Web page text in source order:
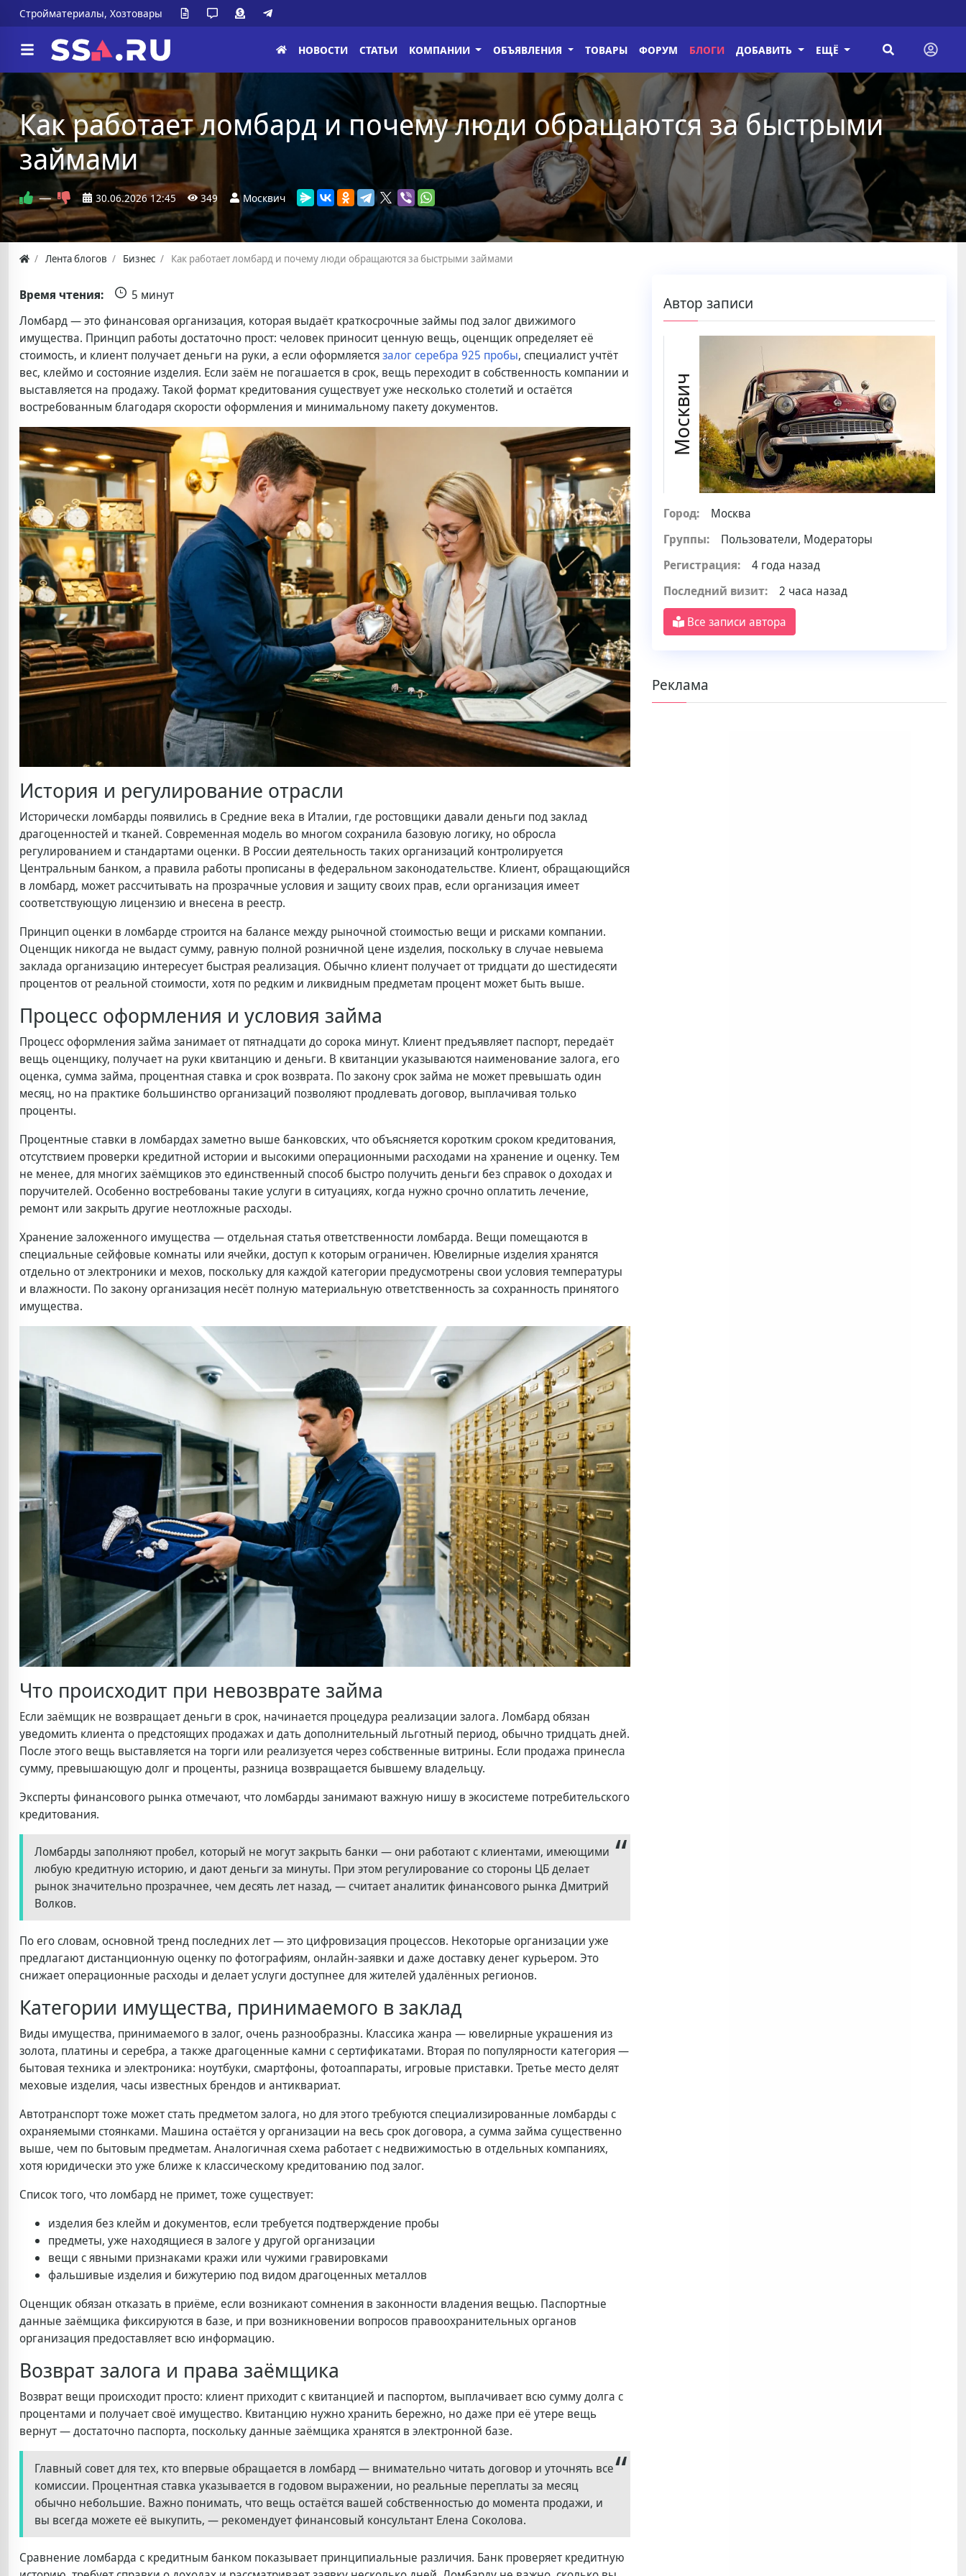
Стройматериалы, Хозтовары
НОВОСТИ СТАТЬИ КОМПАНИИ ОБЪЯВЛЕНИЯ ТОВАРЫ ФОРУМ БЛОГИ ДОБАВИТЬ ЕЩЁ
Как работает ломбард и почему люди обращаются за быстрыми
займами
— 30.06.2026 12:45 349 Москвич
Лента блогов Бизнес Как работает ломбард и почему люди обращаются за быстрыми займами
Время чтения:
5 минут
Ломбард — это финансовая организация, которая выдаёт краткосрочные займы под залог движимого
имущества. Принцип работы достаточно прост: человек приносит ценную вещь, оценщик определяет её
стоимость, и клиент получает деньги на руки, а если оформляетсязалог серебра 925 пробы, специалист учтёт
вес, клеймо и состояние изделия. Если заём не погашается в срок, вещь переходит в собственность компании и
выставляется на продажу. Такой формат кредитования существует уже несколько столетий и остаётся
востребованным благодаря скорости оформления и минимальному пакету документов.
История и регулирование отрасли
Исторически ломбарды появились в Средние века в Италии, где ростовщики давали деньги под заклад
драгоценностей и тканей. Современная модель во многом сохранила базовую логику, но обросла
регулированием и стандартами оценки. В России деятельность таких организаций контролируется
Центральным банком, а правила работы прописаны в федеральном законодательстве. Клиент, обращающийся
в ломбард, может рассчитывать на прозрачные условия и защиту своих прав, если организация имеет
соответствующую лицензию и внесена в реестр.
Принцип оценки в ломбарде строится на балансе между рыночной стоимостью вещи и рисками компании.
Оценщик никогда не выдаст сумму, равную полной розничной цене изделия, поскольку в случае невыема
заклада организацию интересует быстрая реализация. Обычно клиент получает от тридцати до шестидесяти
процентов от реальной стоимости, хотя по редким и ликвидным предметам процент может быть выше.
Процесс оформления и условия займа
Процесс оформления займа занимает от пятнадцати до сорока минут. Клиент предъявляет паспорт, передаёт
вещь оценщику, получает на руки квитанцию и деньги. В квитанции указываются наименование залога, его
оценка, сумма займа, процентная ставка и срок возврата. По закону срок займа не может превышать один
месяц, но на практике большинство организаций позволяют продлевать договор, выплачивая только
проценты.
Процентные ставки в ломбардах заметно выше банковских, что объясняется коротким сроком кредитования,
отсутствием проверки кредитной истории и высокими операционными расходами на хранение и оценку. Тем
не менее, для многих заёмщиков это единственный способ быстро получить деньги без справок о доходах и
поручителей. Особенно востребованы такие услуги в ситуациях, когда нужно срочно оплатить лечение,
ремонт или закрыть другие неотложные расходы.
Хранение заложенного имущества — отдельная статья ответственности ломбарда. Вещи помещаются в
специальные сейфовые комнаты или ячейки, доступ к которым ограничен. Ювелирные изделия хранятся
отдельно от электроники и мехов, поскольку для каждой категории предусмотрены свои условия температуры
и влажности. По закону организация несёт полную материальную ответственность за сохранность принятого
имущества.
Что происходит при невозврате займа
Если заёмщик не возвращает деньги в срок, начинается процедура реализации залога. Ломбард обязан
уведомить клиента о предстоящих продажах и дать дополнительный льготный период, обычно тридцать дней.
После этого вещь выставляется на торги или реализуется через собственные витрины. Если продажа принесла
сумму, превышающую долг и проценты, разница возвращается бывшему владельцу.
Эксперты финансового рынка отмечают, что ломбарды занимают важную нишу в экосистеме потребительского
кредитования.
Ломбарды заполняют пробел, который не могут закрыть банки — они работают с клиентами, имеющими
любую кредитную историю, и дают деньги за минуты. При этом регулирование со стороны ЦБ делает
рынок значительно прозрачнее, чем десять лет назад, — считает аналитик финансового рынка Дмитрий
Волков.
По его словам, основной тренд последних лет — это цифровизация процессов. Некоторые организации уже
предлагают дистанционную оценку по фотографиям, онлайн-заявки и даже доставку денег курьером. Это
снижает операционные расходы и делает услуги доступнее для жителей удалённых регионов.
Категории имущества, принимаемого в заклад
Виды имущества, принимаемого в залог, очень разнообразны. Классика жанра — ювелирные украшения из
золота, платины и серебра, а также драгоценные камни с сертификатами. Вторая по популярности категория —
бытовая техника и электроника: ноутбуки, смартфоны, фотоаппараты, игровые приставки. Третье место делят
меховые изделия, часы известных брендов и антиквариат.
Автотранспорт тоже может стать предметом залога, но для этого требуются специализированные ломбарды с
охраняемыми стоянками. Машина остаётся у организации на весь срок договора, а сумма займа существенно
выше, чем по бытовым предметам. Аналогичная схема работает с недвижимостью в отдельных компаниях,
хотя юридически это уже ближе к классическому кредитованию под залог.
Список того, что ломбард не примет, тоже существует:
изделия без клейм и документов, если требуется подтверждение пробы
предметы, уже находящиеся в залоге у другой организации
вещи с явными признаками кражи или чужими гравировками
фальшивые изделия и бижутерию под видом драгоценных металлов
Оценщик обязан отказать в приёме, если возникают сомнения в законности владения вещью. Паспортные
данные заёмщика фиксируются в базе, и при возникновении вопросов правоохранительных органов
организация предоставляет всю информацию.
Возврат залога и права заёмщика
Возврат вещи происходит просто: клиент приходит с квитанцией и паспортом, выплачивает всю сумму долга с
процентами и получает своё имущество. Квитанцию нужно хранить бережно, но даже при её утере вещь
вернут — достаточно паспорта, поскольку данные заёмщика хранятся в электронной базе.
Главный совет для тех, кто впервые обращается в ломбард — внимательно читать договор и уточнять все
комиссии. Процентная ставка указывается в годовом выражении, но реальные переплаты за месяц
обычно небольшие. Важно понимать, что вещь остаётся вашей собственностью до момента продажи, и
вы всегда можете её выкупить, — рекомендует финансовый консультант Елена Соколова.
Сравнение ломбарда с кредитным банком показывает принципиальные различия. Банк проверяет кредитную
Автор записи
Москвич
Город:
Москва
Группы:
Пользователи, Модераторы
Регистрация:
4 года назад
Последний визит:
2 часа назад
Все записи автора
Реклама